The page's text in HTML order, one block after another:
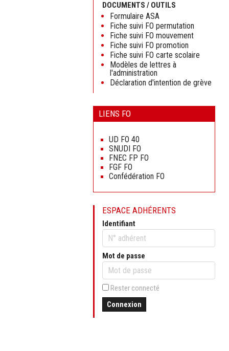
DOCUMENTS / OUTILS
Formulaire ASA
Fiche suivi FO permutation
Fiche suivi FO mouvement
Fiche suivi FO promotion
Fiche suivi FO carte scolaire
Modèles de lettres à
l'administration
Déclaration d'intention de grève
LIENS FO
contenu
UD FO 40
SNUDI FO
FNEC FP FO
FGF FO
Confédération FO
ESPACE ADHÉRENTS
Identifiant
Mot de passe
Rester connecté
Connexion